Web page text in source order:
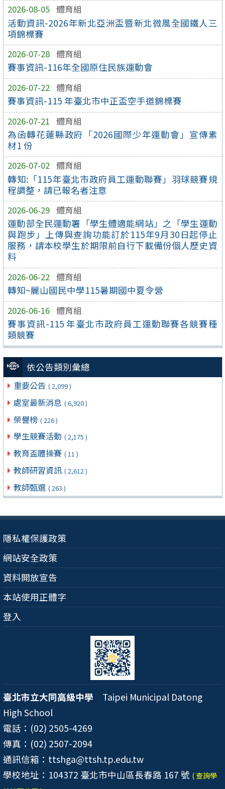
2026-08-05 體育組
活動資訊-2026年新北亞洲盃暨新北微風全國鐵人三
項錦標賽
2026-07-28 體育組
賽事資訊-116年全國原住民族運動會
2026-07-22 體育組
賽事資訊-115 年臺北市中正盃空手道錦標賽
2026-07-21 體育組
為函轉花蓮縣政府「2026國際少年運動會」宣傳素
材1 份
2026-07-02 體育組
轉知:「115年臺北市政府員工運動聯賽」羽球競賽規
程調整，請已報名者注意
2026-06-29 體育組
運動部全民運動署「學生體適能網站」之「學生運動
與跑步」上傳與查詢功能訂於115年9月30日起停止
服務，請本校學生於期限前自行下載備份個人歷史資
料
2026-06-22 體育組
轉知~麗山國民中學115暑期國中夏令營
2026-06-16 體育組
賽事資訊-115 年臺北市政府員工運動聯賽各競賽種
類競賽
依公告類別彙總
重要公告 ( 2,099 )
處室最新消息 ( 6,920 )
榮譽榜 ( 226 )
學生競賽活動 ( 2,175 )
教育盃體操賽 ( 11 )
教師研習資訊 ( 2,612 )
教師甄選 ( 263 )
隱私權保護政策
網站安全政策
資料開放宣告
本站使用正體字
登入
臺北市立大同高級中學 Taipei Municipal Datong
High School
電話：(02) 2505-4269
傳真：(02) 2507-2094
通訊信箱：ttshga@ttsh.tp.edu.tw
學校地址：104372 臺北市中山區長春路 167 號 ( 查詢學